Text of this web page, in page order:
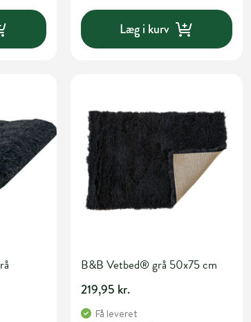
Læg i kurv
B&B Vetbed® grå 50x75 cm
219,95 kr.
Få leveret